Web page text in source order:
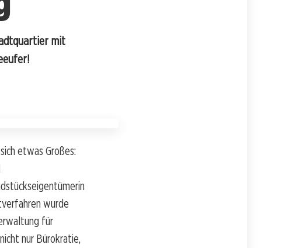
mit
etwas Großes:
wurde
für
nur Bürokratie,